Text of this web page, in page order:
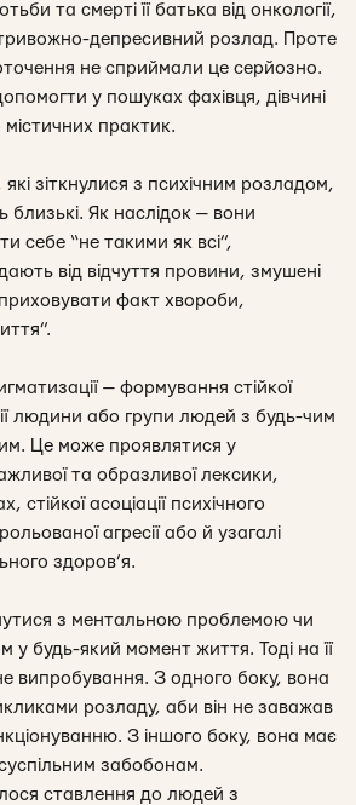
та смерті її батька від онкології,
депресивний розлад. Проте
не сприймали це серйозно.
у пошуках фахівця, дівчині
практик.
зіткнулися з психічним розладом,
близькі. Як наслідок — вони
себе “не такими як всі”,
від відчуття провини, змушені
факт хвороби,
— формування стійкої
людини або групи людей з будь-чим
Це може проявлятися у
та образливої лексики,
стійкої асоціації психічного
агресії або й узагалі
здоров’я.
з ментальною проблемою чи
у будь-який момент життя. Тоді на її
випробування. З одного боку, вона
розладу, аби він не заважав
З іншого боку, вона має
забобонам.
ставлення до людей з